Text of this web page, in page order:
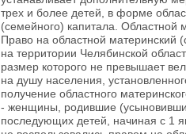
трех и более детей, в форме
(семейного) капитала.
Право на областной
на территории Челябинской
размер которого не превышает
на душу населения,
получение областного
- женщины, родившие
последующих детей, начиная с 1